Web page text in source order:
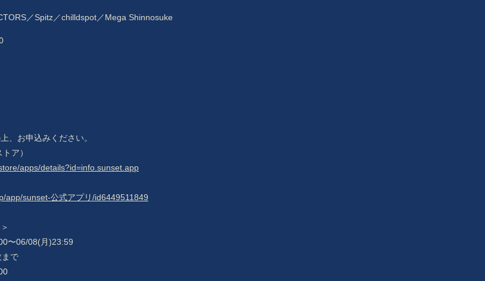
／Spitz／chilldspot／Mega Shinnosuke
、お申込みください。
ア）
apps/details?id=info.sunset.app
app/sunset-公式アプリ/id6449511849
〜06/08(月)23:59
まで